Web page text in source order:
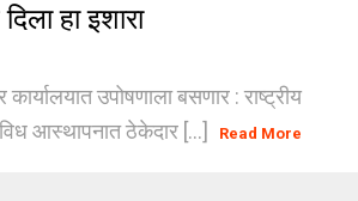
हा इशारा
उपोषणाला बसणार : राष्ट्रीय
आस्थापनात ठेकेदार [...]
Read More